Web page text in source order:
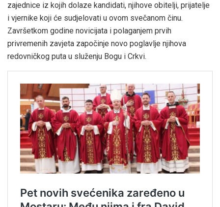
zajednice iz kojih dolaze kandidati, njihove obitelji, prijatelje
i vjernike koji će sudjelovati u ovom svečanom činu.
Završetkom godine novicijata i polaganjem prvih
privremenih zavjeta započinje novo poglavlje njihova
redovničkog puta u služenju Bogu i Crkvi.